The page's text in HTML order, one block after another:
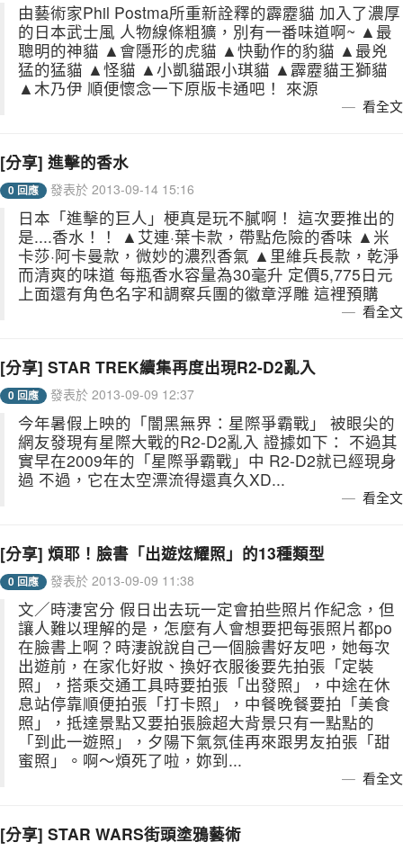
由藝術家Phil Postma所重新詮釋的霹靂貓 加入了濃厚
的日本武士風 人物線條粗獷，別有一番味道啊~ ▲最
聰明的神貓 ▲會隱形的虎貓 ▲快動作的豹貓 ▲最兇
猛的猛貓 ▲怪貓 ▲小凱貓跟小琪貓 ▲霹靂貓王獅貓
▲木乃伊 順便懷念一下原版卡通吧！ 來源
看全文
[分享] 進擊的香水
0 回應 發表於 2013-09-14 15:16
日本「進擊的巨人」梗真是玩不膩啊！ 這次要推出的
是....香水！！ ▲艾連·葉卡款，帶點危險的香味 ▲米
卡莎·阿卡曼款，微妙的濃烈香氣 ▲里維兵長款，乾淨
而清爽的味道 每瓶香水容量為30毫升 定價5,775日元
上面還有角色名字和調察兵團的徽章浮雕 這裡預購
看全文
[分享] STAR TREK續集再度出現R2-D2亂入
0 回應 發表於 2013-09-09 12:37
今年暑假上映的「闇黑無界：星際爭霸戰」 被眼尖的
網友發現有星際大戰的R2-D2亂入 證據如下： 不過其
實早在2009年的「星際爭霸戰」中 R2-D2就已經現身
過 不過，它在太空漂流得還真久XD...
看全文
[分享] 煩耶！臉書「出遊炫耀照」的13種類型
0 回應 發表於 2013-09-09 11:38
文／時淒宮分 假日出去玩一定會拍些照片作紀念，但
讓人難以理解的是，怎麼有人會想要把每張照片都po
在臉書上啊？時淒說說自己一個臉書好友吧，她每次
出遊前，在家化好妝、換好衣服後要先拍張「定裝
照」，搭乘交通工具時要拍張「出發照」，中途在休
息站停靠順便拍張「打卡照」，中餐晚餐要拍「美食
照」，抵達景點又要拍張臉超大背景只有一點點的
「到此一遊照」，夕陽下氣氛佳再來跟男友拍張「甜
蜜照」。啊～煩死了啦，妳到...
看全文
[分享] STAR WARS街頭塗鴉藝術